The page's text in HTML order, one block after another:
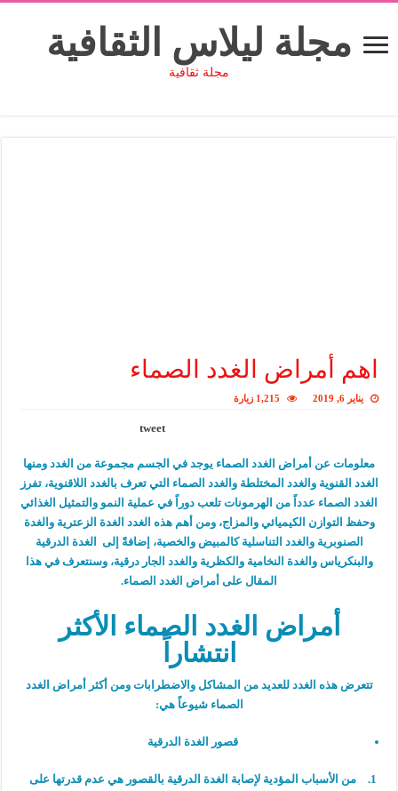
مجلة ليلاس الثقافية
مجلة ثقافية
اهم أمراض الغدد الصماء
يناير 6, 2019 1,215 زيارة
tweet
معلومات عن أمراض الغدد الصماء يوجد في الجسم مجموعة من الغدد ومنها
الغدد القنوية والغدد المختلطة والغدد الصماء التي تعرف بالغدد اللاقنوية، تفرز
الغدد الصماء عدداً من الهرمونات تلعب دوراً في عملية النمو والتمثيل الغذائي
وحفظ التوازن الكيميائي والمزاج، ومن أهم هذه الغدد الغدة الزعترية والغدة
الصنوبرية والغدد التناسلية كالمبيض والخصية، إضافةً إلى الغدة الدرقية
والبنكرياس والغدة النخامية والكظرية والغدد الجار درقية، وسنتعرف في هذا
المقال على أمراض الغدد الصماء.
أمراض الغدد الصماء الأكثر
انتشاراً
تتعرض هذه الغدد للعديد من المشاكل والاضطرابات ومن أكثر أمراض الغدد
الصماء شيوعاً هي:
قصور الغدة الدرقية
من الأسباب المؤدية لإصابة الغدة الدرقية بالقصور هي عدم قدرتها على